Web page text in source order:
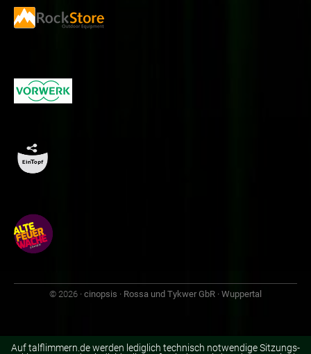
© 2026 · cinopsis · Rossa und Tykwer GbR · Wuppertal
Auf talflimmern.de werden lediglich technisch notwendige Sitzungs-